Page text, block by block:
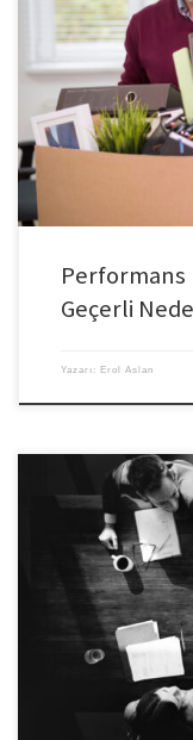
Geçerli
Yazarı: Erol Aslan